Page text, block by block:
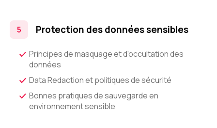
Protection des données sensibles
Principes de masquage et d'occultation des
données
Data Redaction et politiques de sécurité
Bonnes pratiques de sauvegarde en
environnement sensible